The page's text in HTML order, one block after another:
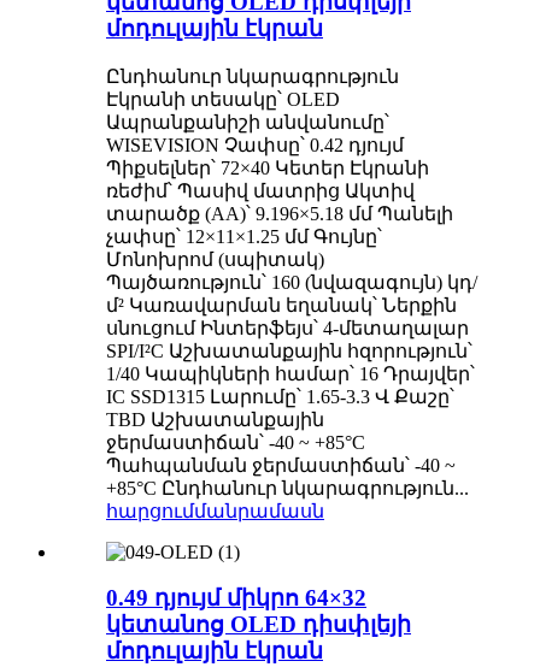
մոդուլային էկրան
Ընդհանուր նկարագրություն
Էկրանի տեսակը՝ OLED
Ապրանքանիշի անվանումը՝
WISEVISION Չափսը՝ 0.42 դյույմ
Պիքսելներ՝ 72×40 Կետեր Էկրանի
ռեժիմ՝ Պասիվ մատրից Ակտիվ
տարածք (AA)՝ 9.196×5.18 մմ Պանելի
չափսը՝ 12×11×1.25 մմ Գույնը՝
Մոնոխրոմ (սպիտակ)
Պայծառություն՝ 160 (նվազագույն) կդ/
մ² Կառավարման եղանակ՝ Ներքին
սնուցում Ինտերֆեյս՝ 4-մետաղալար
SPI/I²C Աշխատանքային հզորություն՝
1/40 Կապիկների համար՝ 16 Դրայվեր՝
IC SSD1315 Լարումը՝ 1.65-3.3 Վ Քաշը՝
TBD Աշխատանքային
ջերմաստիճան՝ -40 ~ +85°C
Պահպանման ջերմաստիճան՝ -40 ~
+85°C Ընդհանուր նկարագրություն...
հարցումմանրամասն
0.49 դյույմ միկրո 64×32
կետանոց OLED դիսփլեյի
մոդուլային էկրան